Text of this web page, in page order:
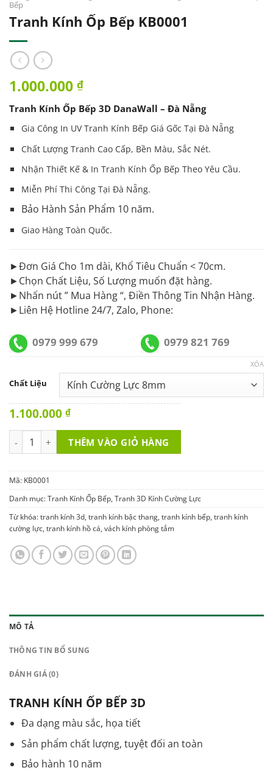
Bếp
Tranh Kính Ốp Bếp KB0001
1.000.000 ₫
Tranh Kính Ốp Bếp 3D DanaWall – Đà Nẵng
Gia Công In UV Tranh Kính Bếp Giá Gốc Tại Đà Nẵng
Chất Lượng Tranh Cao Cấp, Bền Màu, Sắc Nét.
Nhận Thiết Kế & InTranh Kính Ốp Bếp Theo Yêu Cầu.
Miễn Phí Thi Công Tại Đà Nẵng.
Bảo Hành Sản Phẩm 10 năm.
Giao Hàng Toàn Quốc.
►Đơn Giá Cho 1m dài, Khổ Tiêu Chuẩn < 70cm.
►Chọn Chất Liệu, Số Lượng muốn đặt hàng.
►Nhấn nút ” Mua Hàng “, Điền Thông Tin Nhận Hàng.
►Liên Hệ Hotline 24/7, Zalo, Phone:
0979 999 679 0979 821 769
Chất Liệu
XÓA
1.100.000 ₫
Tranh Kính Ốp Bếp KB0001 số lượng
THÊM VÀO GIỎ HÀNG
Mã: KB0001
Danh mục:Tranh Kính Ốp Bếp, Tranh 3D Kính Cường Lực
Từ khóa:tranh kính 3d, tranh kính bậc thang, tranh kính bếp, tranh kính
cường lực, tranh kính hồ cá, vách kính phòng tắm
MÔ TẢ
THÔNG TIN BỔ SUNG
ĐÁNH GIÁ (0)
TRANH KÍNH ỐP BẾP 3D
Đa dạng màu sắc, họa tiết
Sản phẩm chất lượng, tuyệt đối an toàn
Bảo hành 10 năm